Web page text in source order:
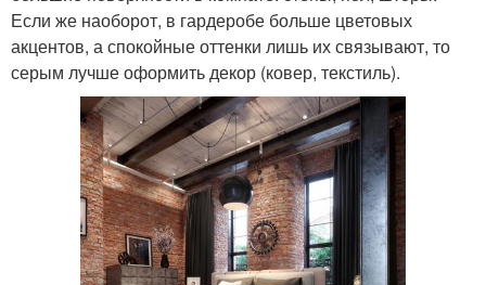
Если же наоборот, в гардеробе больше цветовых
акцентов, а спокойные оттенки лишь их связывают, то
серым лучше оформить декор (ковер, текстиль).